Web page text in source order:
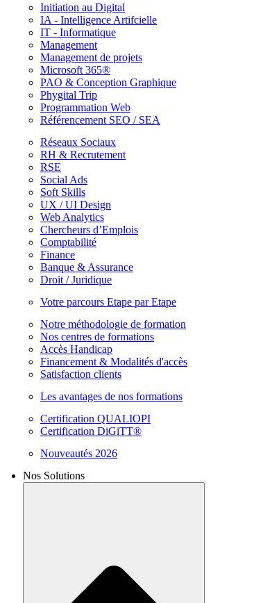
Initiation au Digital
IA - Intelligence Artifcielle
IT - Informatique
Management
Management de projets
Microsoft 365®
PAO & Conception Graphique
Phygital Trip
Programmation Web
Référencement SEO / SEA
Réseaux Sociaux
RH & Recrutement
RSE
Social Ads
Soft Skills
UX / UI Design
Web Analytics
Chercheurs d’Emplois
Comptabilité
Finance
Banque & Assurance
Droit / Juridique
Votre parcours Etape par Etape
Notre méthodologie de formation
Nos centres de formations
Accès Handicap
Financement & Modalités d'accès
Satisfaction clients
Les avantages de nos formations
Certification QUALIOPI
Certification DiGiTT®
Nouveautés 2026
Nos Solutions